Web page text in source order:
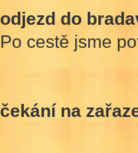
odjezd do
Po cestě jsme
čekání na